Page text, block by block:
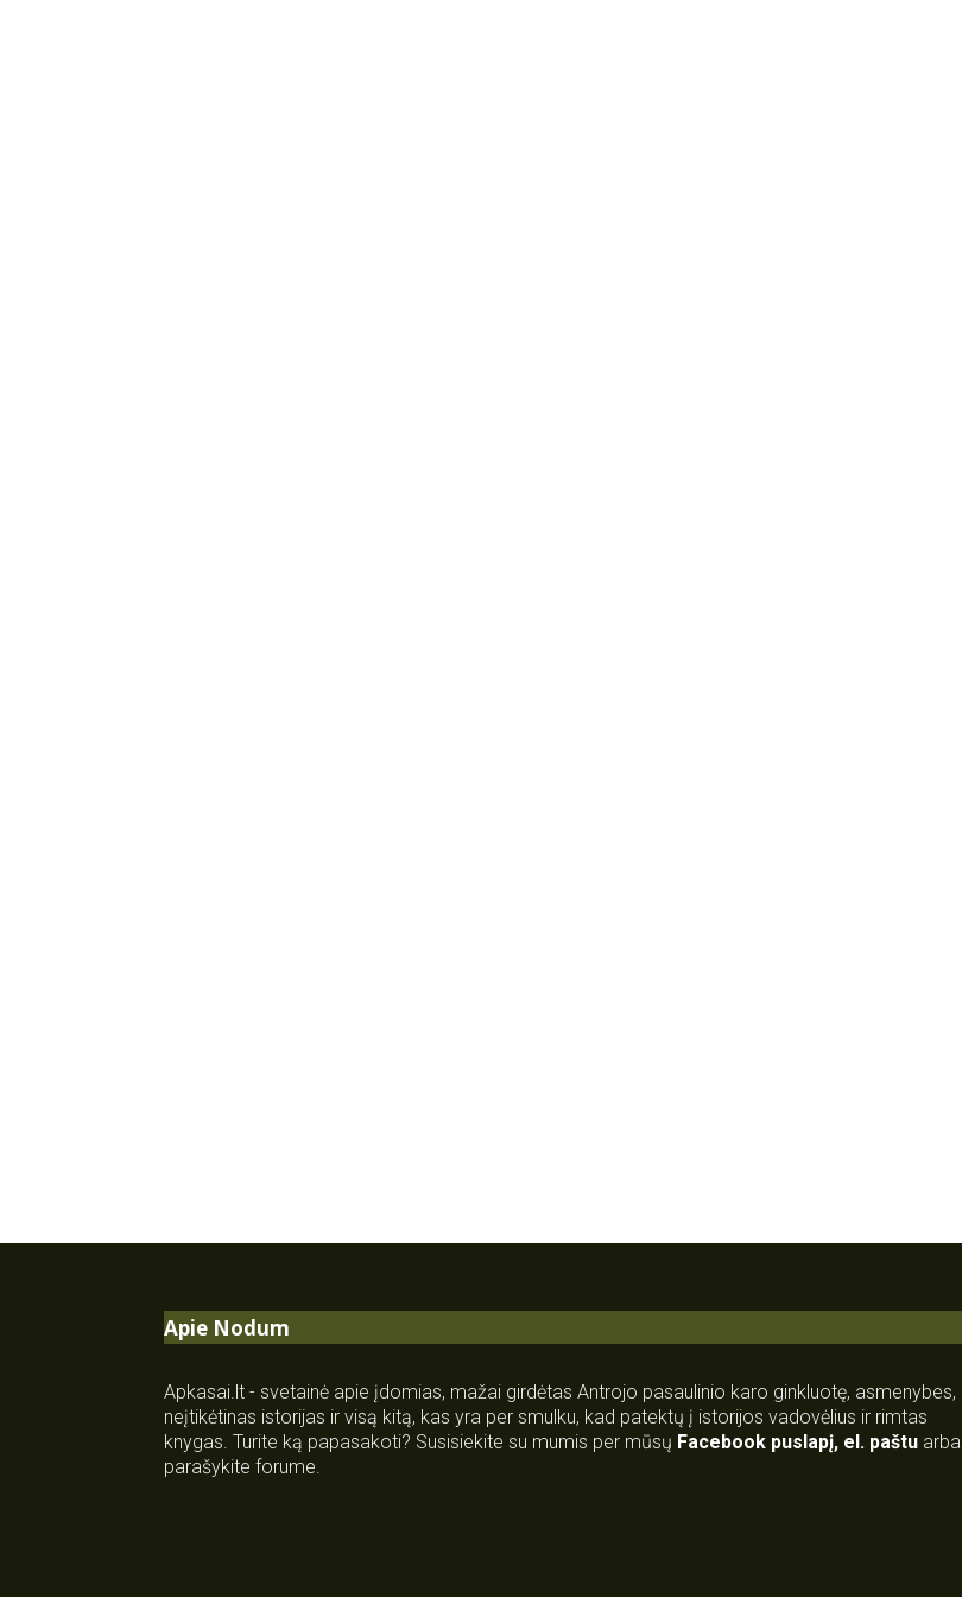
Apie Nodum
Apkasai.lt - svetainė apie įdomias, mažai girdėtas Antrojo pasaulinio karo ginkluotę, asmenybes,
neįtikėtinas istorijas ir visą kitą, kas yra per smulku, kad patektų į istorijos vadovėlius ir rimtas
knygas. Turite ką papasakoti? Susisiekite su mumis per mūsų Facebook puslapį, el. paštu arba
parašykite forume.